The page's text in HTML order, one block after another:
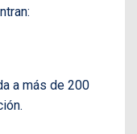
a más de 200